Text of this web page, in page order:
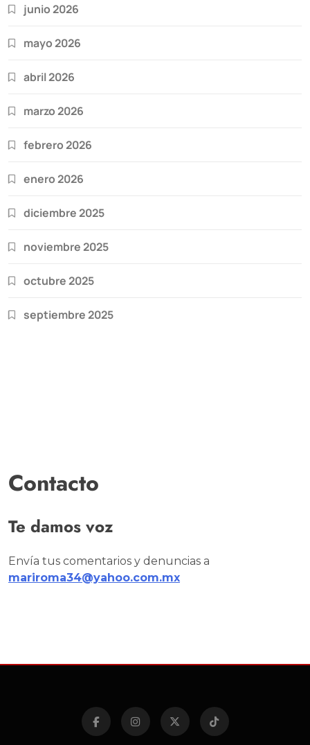
junio 2026
mayo 2026
abril 2026
marzo 2026
febrero 2026
enero 2026
diciembre 2025
noviembre 2025
octubre 2025
septiembre 2025
Contacto
Te damos voz
Envía tus comentarios y denuncias a
mariroma34@yahoo.com.mx